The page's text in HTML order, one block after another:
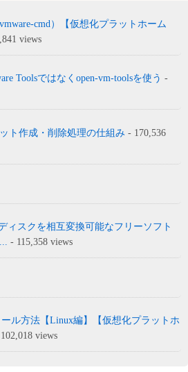
cmd）【仮想化プラットホーム
views
Toolsではなくopen-vm-toolsを使う -
ト作成・削除処理の仕組み - 170,536
ィスクを相互変換可能なフリーソフト
- 115,358 views
ル方法【Linux編】【仮想化プラットホ
views